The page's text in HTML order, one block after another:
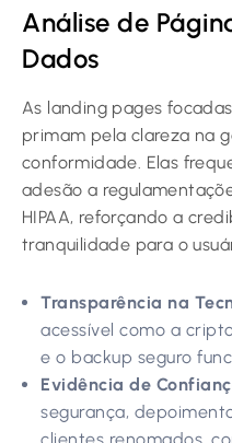
Análise de
Dados
As landing pages
primam pela clareza na
conformidade. Elas
adesão a
HIPAA, reforçando a
tranquilidade para o
Transparência na
acessível como a
e o backup seguro
Evidência de
segurança,